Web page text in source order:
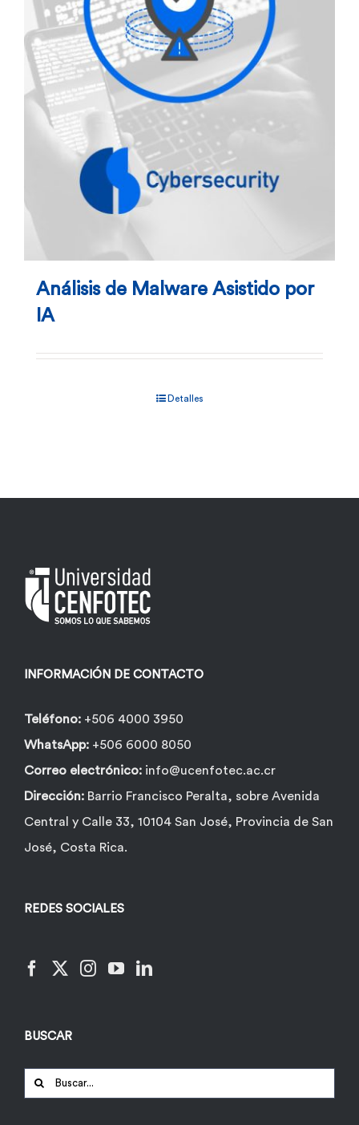
Análisis de Malware Asistido por
IA
Detalles
INFORMACIÓN DE CONTACTO
Teléfono: +506 4000 3950
WhatsApp: +506 6000 8050
Correo electrónico: info@ucenfotec.ac.cr
Dirección: Barrio Francisco Peralta, sobre Avenida
Central y Calle 33, 10104 San José, Provincia de San
José, Costa Rica.
REDES SOCIALES
BUSCAR
Buscar: